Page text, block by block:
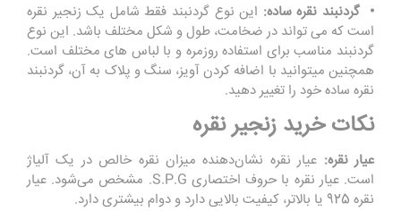
• گردنبند نقره ساده: این نوع گردنبند فقط شامل یک زنجیر نقره
است که می تواند در ضخامت، طول و شکل مختلف باشد. این نوع
گردنبند مناسب برای استفاده روزمره و با لباس های مختلف است.
همچنین میتوانید با اضافه کردن آویز، سنگ و پلاک به آن، گردنبند
نقره ساده خود را تغییر دهید.
نکات خرید زنجیر نقره
عیار نقره: عیار نقره نشان‌دهنده میزان نقره خالص در یک آلیاژ
است. عیار نقره با حروف اختصاری S.P.G. مشخص می‌شود. عیار
نقره 925 یا بالاتر، کیفیت بالایی دارد و دوام بیشتری دارد.